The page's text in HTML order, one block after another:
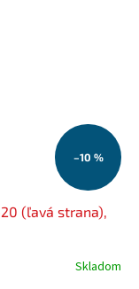
–10 %
(ľavá strana),
Skladom